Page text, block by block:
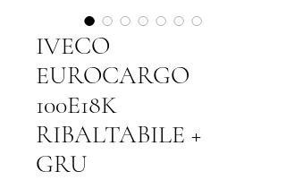
IVECO
EUROCARGO
100E18K
RIBALTABILE +
GRU